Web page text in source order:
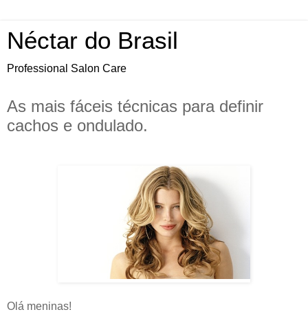
Néctar do Brasil
Professional Salon Care
As mais fáceis técnicas para definir
cachos e ondulado.
Olá meninas!